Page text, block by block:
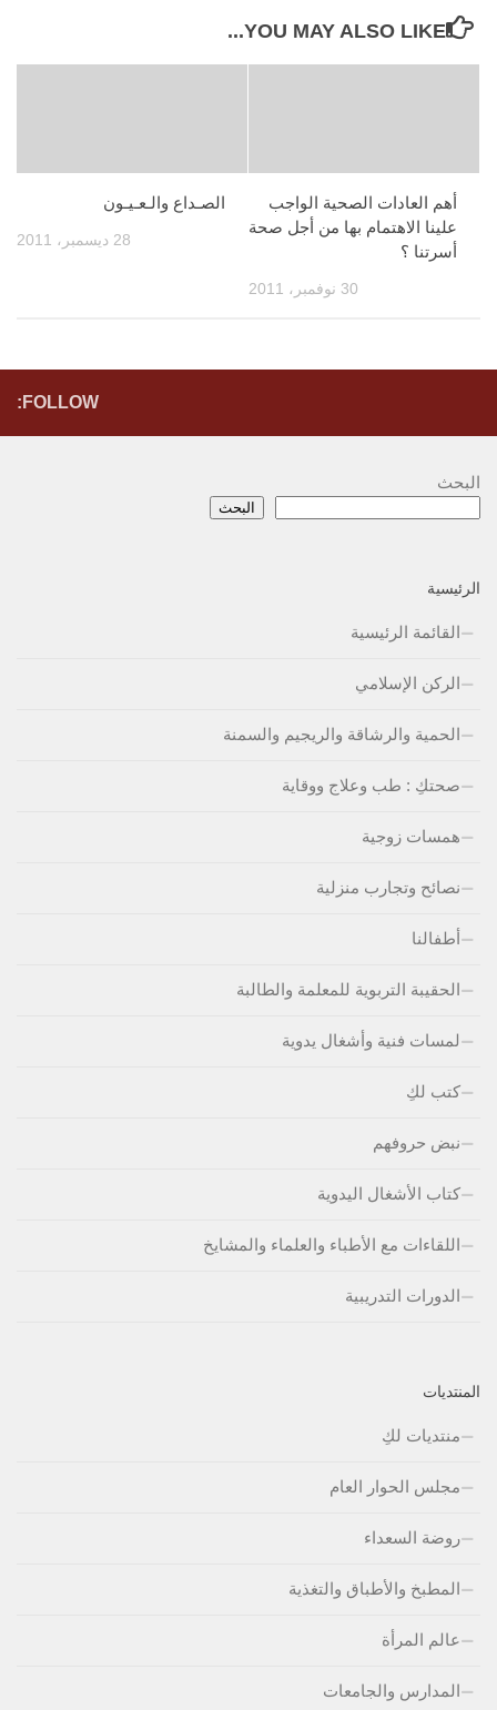
YOU MAY ALSO LIKE...
الصـداع والـعـيـون
28 ديسمبر، 2011
أهم العادات الصحية الواجب
علينا الاهتمام بها من أجل صحة
أسرتنا ؟
30 نوفمبر، 2011
FOLLOW:
البحث
البحث
الرئيسية
القائمة الرئيسية
الركن الإسلامي
الحمية والرشاقة والريجيم والسمنة
صحتكِ : طب وعلاج ووقاية
همسات زوجية
نصائح وتجارب منزلية
أطفالنا
الحقيبة التربوية للمعلمة والطالبة
لمسات فنية وأشغال يدوية
كتب لكِ
نبض حروفهم
كتاب الأشغال اليدوية
اللقاءات مع الأطباء والعلماء والمشايخ
الدورات التدريبية
المنتديات
منتديات لكِ
مجلس الحوار العام
روضة السعداء
المطبخ والأطباق والتغذية
عالم المرأة
المدارس والجامعات